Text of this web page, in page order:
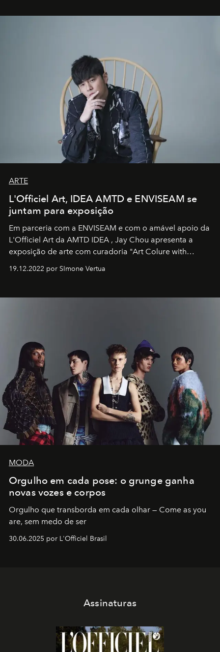
ARTE
L'Officiel Art, IDEA AMTD e ENVISEAM se
juntam para exposição
Em parceria com a ENVISEAM e com o amável apoio da
L'Officiel Art da AMTD IDEA , Jay Chou apresenta a
exposição de arte com curadoria "Art Colure with
19.12.2022 por SImone Vertua
MODA
Orgulho em cada pose: o grunge ganha
novas vozes e corpos
Orgulho que transborda em cada olhar — Come as you
are, sem medo de ser
30.06.2025 por L'Officiel Brasil
Assinaturas